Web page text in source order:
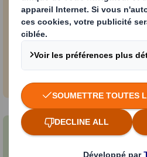
Stimuler vos ventes
Nos machines permettent
emballages qui créent une
attirent l’œil du
vente afin de stimuler vos
votre marque et vos produits
rendu linéaire qualitatif.
Economie circulaire